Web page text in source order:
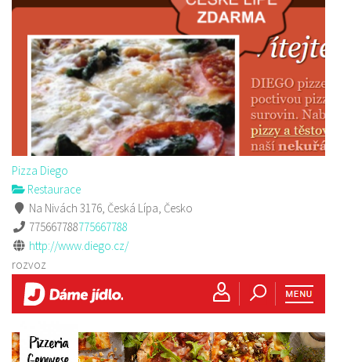
Pizza Diego
Restaurace
Na Nivách 3176, Česká Lípa, Česko
775667788775667788
http://www.diego.cz/
rozvoz